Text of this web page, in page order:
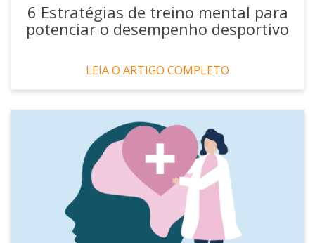
6 Estratégias de treino mental para
potenciar o desempenho desportivo
LEIA O ARTIGO COMPLETO